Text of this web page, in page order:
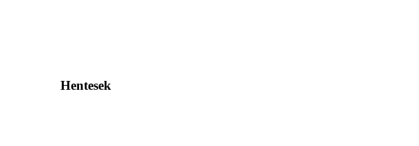
Hentesek